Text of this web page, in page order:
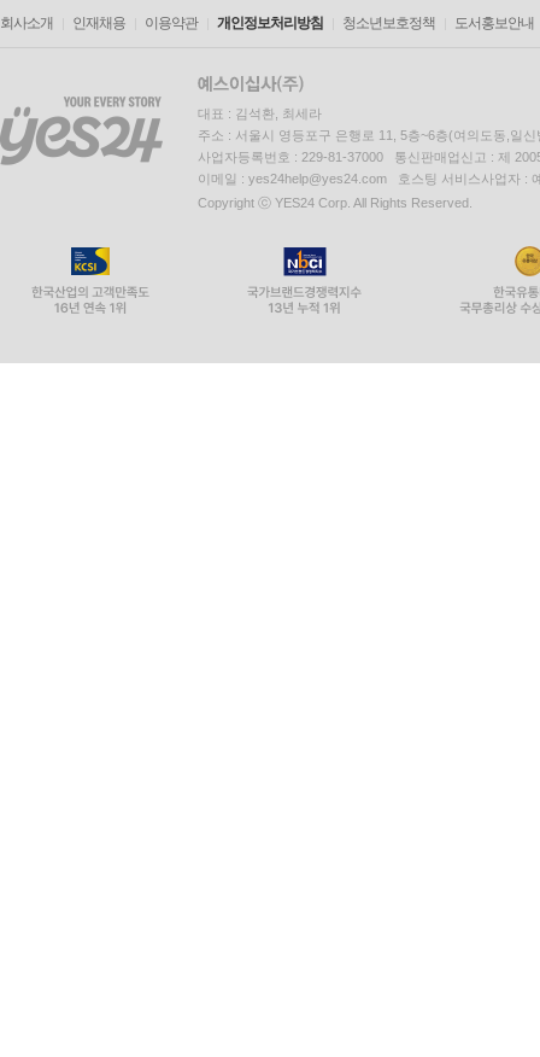
회사소개 인재채용 이용약관 개인정보처리방침 청소년보호정책 도서홍보안내
대표 : 김석환, 최세라
주소 : 서울시 영등포구 은행로 11, 5층~6층(여의도동,일신
사업자등록번호 : 229-81-37000 통신판매업신고 : 제
이메일 : yes24help@yes24.com 호스팅 서비스사업자 :
Copyright ⓒ YES24 Corp. All Rights Reserved.